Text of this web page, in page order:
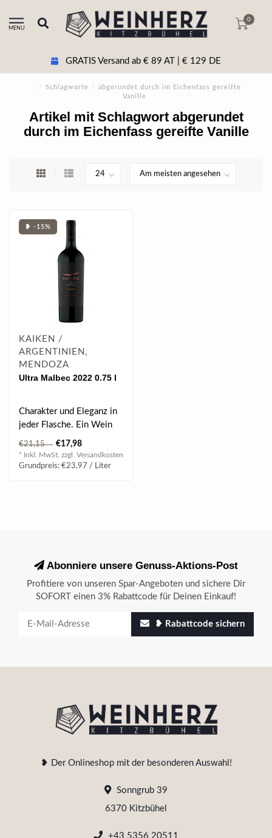
MENU
0
GRATIS Versand ab € 89 AT | € 129 DE
/ Schlagworte /
abgerundet durch im Eichenfass gereifte
Vanille
Artikel mit Schlagwort abgerundet
durch im Eichenfass gereifte Vanille
❥ -15%
KAIKEN /
ARGENTINIEN,
MENDOZA
Ultra Malbec 2022 0.75 l
Charakter und Eleganz in
jeder Flasche. Ein Wein
mit starkem Charakter, die
von ..
€21,15 €17,98
* Inkl. MwSt. zzgl. Versandkosten
Grundpreis: €23,97 / Liter
Abonniere unsere Genuss-Aktions-Post
Profitiere von unseren Spar-Angeboten und sichere Dir
SOFORT einen 3% Rabattcode für Deinen Einkauf!
❥ Rabattcode sichern
❥ Der Onlineshop mit der besonderen Auswahl!
Sonngrub 39
6370 Kitzbühel
+43 5356 20511